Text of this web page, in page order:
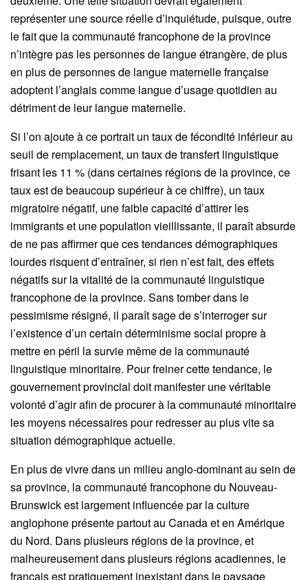
représenter une source réelle d’inquiétude, puisque, outre
le fait que la communauté francophone de la province
n’intègre pas les personnes de langue étrangère, de plus
en plus de personnes de langue maternelle française
adoptent l’anglais comme langue d’usage quotidien au
détriment de leur langue maternelle.
Si l’on ajoute à ce portrait un taux de fécondité inférieur au
seuil de remplacement, un taux de transfert linguistique
frisant les 11 % (dans certaines régions de la province, ce
taux est de beaucoup supérieur à ce chiffre), un taux
migratoire négatif, une faible capacité d’attirer les
immigrants et une population vieillissante, il paraît absurde
de ne pas affirmer que ces tendances démographiques
lourdes risquent d’entraîner, si rien n’est fait, des effets
négatifs sur la vitalité de la communauté linguistique
francophone de la province. Sans tomber dans le
pessimisme résigné, il paraît sage de s’interroger sur
l’existence d’un certain déterminisme social propre à
mettre en péril la survie même de la communauté
linguistique minoritaire. Pour freiner cette tendance, le
gouvernement provincial doit manifester une véritable
volonté d’agir afin de procurer à la communauté minoritaire
les moyens nécessaires pour redresser au plus vite sa
situation démographique actuelle.
En plus de vivre dans un milieu anglo-dominant au sein de
sa province, la communauté francophone du Nouveau-
Brunswick est largement influencée par la culture
anglophone présente partout au Canada et en Amérique
du Nord. Dans plusieurs régions de la province, et
malheureusement dans plusieurs régions acadiennes, le
français est pratiquement inexistant dans le paysage